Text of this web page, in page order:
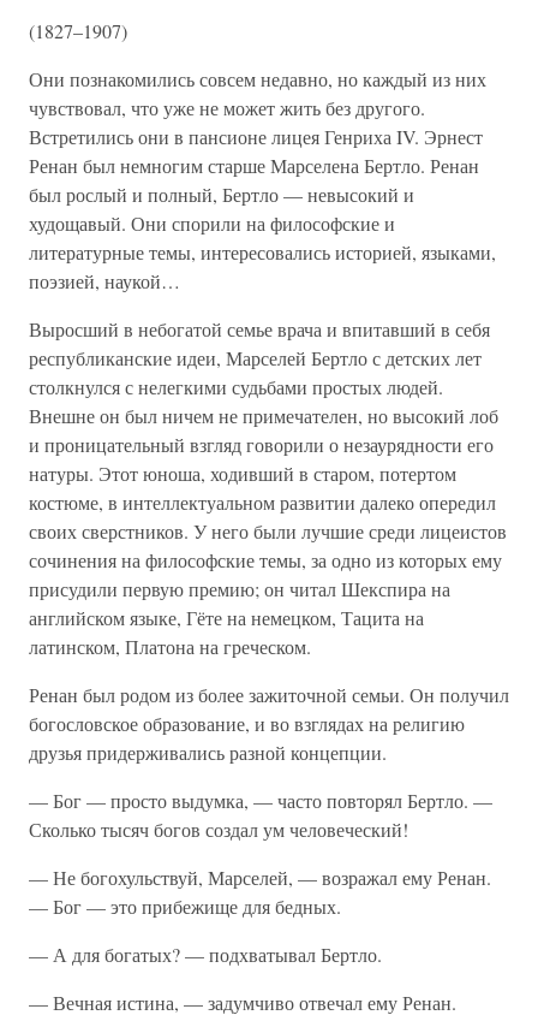
(1827–1907)
Они познакомились совсем недавно, но каждый из них
чувствовал, что уже не может жить без другого.
Встретились они в пансионе лицея Генриха IV. Эрнест
Ренан был немногим старше Марселена Бертло. Ренан
был рослый и полный, Бертло — невысокий и
худощавый. Они спорили на философские и
литературные темы, интересовались историей, языками,
поэзией, наукой…
Выросший в небогатой семье врача и впитавший в себя
республиканские идеи, Марселей Бертло с детских лет
столкнулся с нелегкими судьбами простых людей.
Внешне он был ничем не примечателен, но высокий лоб
и проницательный взгляд говорили о незаурядности его
натуры. Этот юноша, ходивший в старом, потертом
костюме, в интеллектуальном развитии далеко опередил
своих сверстников. У него были лучшие среди лицеистов
сочинения на философские темы, за одно из которых ему
присудили первую премию; он читал Шекспира на
английском языке, Гёте на немецком, Тацита на
латинском, Платона на греческом.
Ренан был родом из более зажиточной семьи. Он получил
богословское образование, и во взглядах на религию
друзья придерживались разной концепции.
— Бог — просто выдумка, — часто повторял Бертло. —
Сколько тысяч богов создал ум человеческий!
— Не богохульствуй, Марселей, — возражал ему Ренан.
— Бог — это прибежище для бедных.
— А для богатых? — подхватывал Бертло.
— Вечная истина, — задумчиво отвечал ему Ренан.